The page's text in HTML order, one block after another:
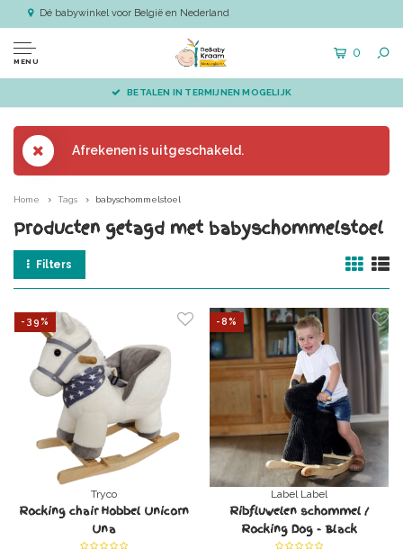
Dé babywinkel voor België en Nederland
MENU
0
BETALEN IN TERMIJNEN MOGELIJK
Afrekenen is uitgeschakeld.
Home Tags babyschommelstoel
Producten getagd met babyschommelstoel
Filters
-39%
Tryco
Rocking chair Hobbel Unicorn
Una
-8%
Label Label
Ribfluwelen schommel /
Rocking Dog - Black